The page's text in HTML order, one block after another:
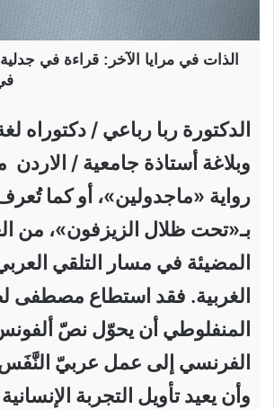
الذات في مرايا الآخر: قراءة في
الدكتورة ربا رباعي / دكتوراه
وبلاغة أستاذة جامعية /
رواية «ماجدولين»، أو كما
بـ«تحت ظلال الزيزفون»، من
المضيئة في مسار التلقي
الغربية. فقد استطاع مصطفى
المنفلوطي أن يحوّل نصّ
الفرنسي إلى عمل عربيّ النَّفَس
وأن يعيد تأويل التجربة